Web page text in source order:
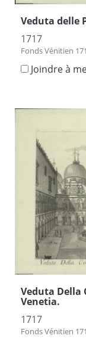
Veduta delle
1717
Fonds Vénitien
Joindre à
Veduta Della
Venetia.
1717
Fonds Vénitien